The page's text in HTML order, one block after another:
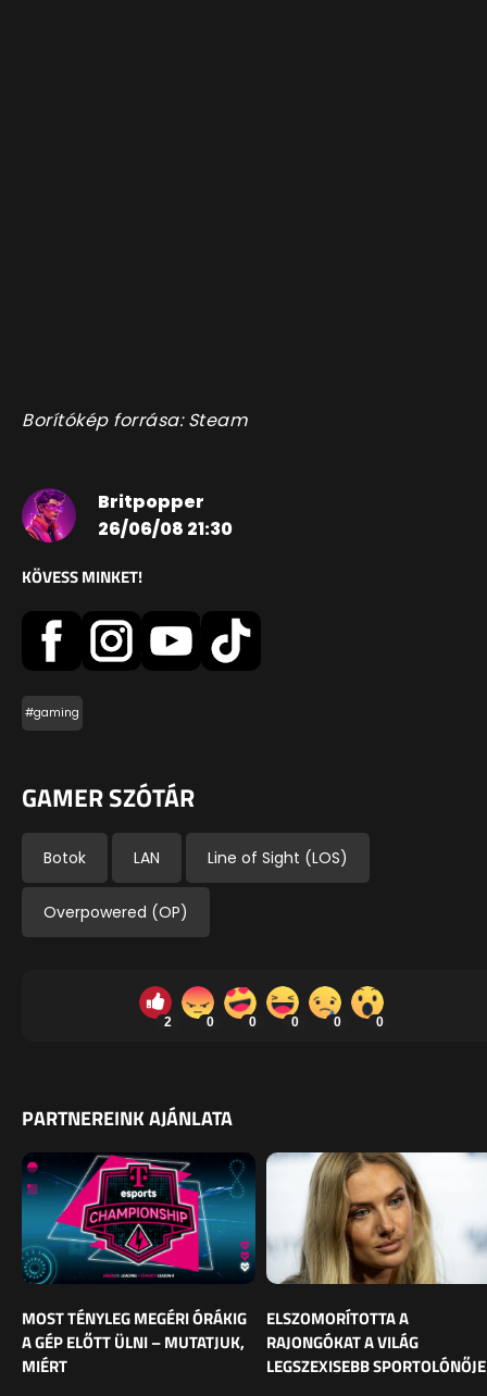
Borítókép forrása: Steam
Britpopper
26/06/08 21:30
KÖVESS MINKET!
#gaming
GAMER SZÓTÁR
Botok LAN Line of Sight (LOS)
Overpowered (OP)
2 0 0 0 0 0
PARTNEREINK AJÁNLATA
MOST TÉNYLEG MEGÉRI ÓRÁKIG
A GÉP ELŐTT ÜLNI – MUTATJUK,
MIÉRT
ELSZOMORÍTOTTA A
RAJONGÓKAT A VILÁG
LEGSZEXISEBB SPORTOLÓNŐJE